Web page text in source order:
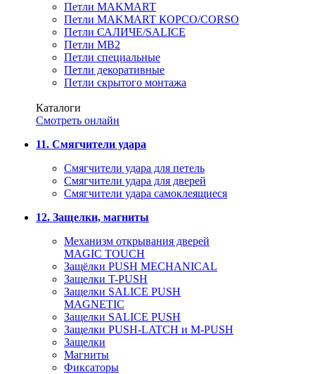
Петли MAKMART
Петли MAKMART КОРСО/CORSO
Петли САЛИЧЕ/SALICE
Петли MB2
Петли специальные
Петли декоративные
Петли скрытого монтажа
Каталоги
Смотреть онлайн
11. Смягчители удара
Смягчители удара для петель
Смягчители удара для дверей
Cмягчители удара самоклеящиеся
12. Защелки, магниты
Механизм открывания дверей
MAGIC TOUCH
Защёлки PUSH MECHANICAL
Защелки T-PUSH
Защелки SALICE PUSH
MAGNETIC
Защелки SALICE PUSH
Защелки PUSH-LATCH и M-PUSH
Защелки
Магниты
Фиксаторы